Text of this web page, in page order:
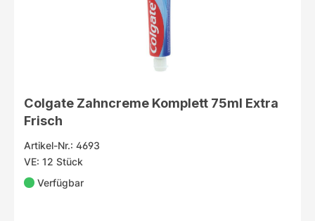
Colgate Zahncreme Komplett 75ml Extra
Frisch
Artikel-Nr.: 4693
VE: 12 Stück
Verfügbar